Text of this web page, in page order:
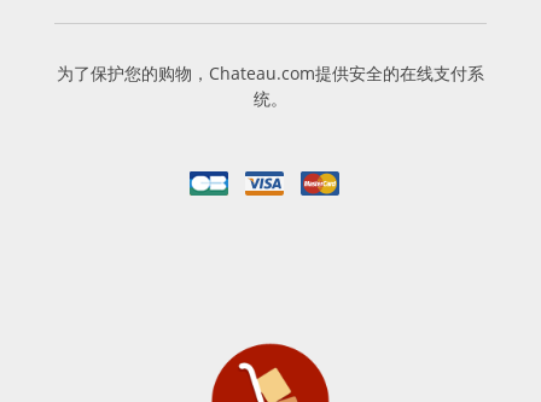
为了保护您的购物，Chateau.com提供安全的在线支付系
统。